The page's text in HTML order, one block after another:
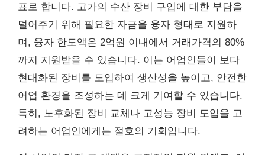
표로 합니다. 고가의 수산 장비 구입에 대한 부담을
덜어주기 위해 필요한 자금을 융자 형태로 지원하
며, 융자 한도액은 2억원 이내에서 거래가격의 80%
까지 지원받을 수 있습니다. 이는 어업인들이 보다
현대화된 장비를 도입하여 생산성을 높이고, 안전한
어업 환경을 조성하는 데 크게 기여할 수 있습니다.
특히, 노후화된 장비 교체나 고성능 장비 도입을 고
려하는 어업인에게는 절호의 기회입니다.